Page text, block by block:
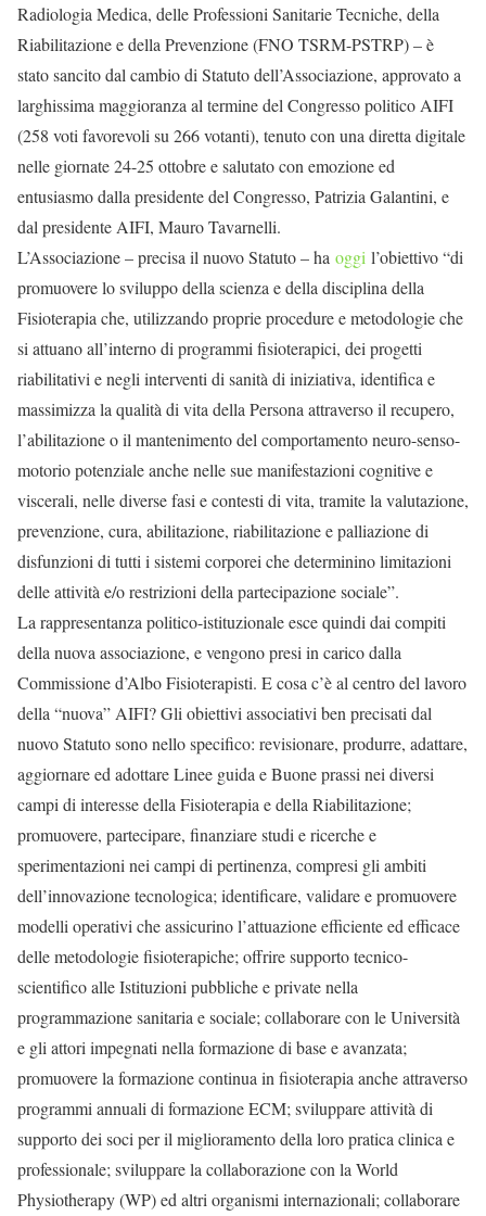
Radiologia Medica, delle Professioni Sanitarie Tecniche, della
Riabilitazione e della Prevenzione (FNO TSRM-PSTRP) – è
stato sancito dal cambio di Statuto dell’Associazione, approvato a
larghissima maggioranza al termine del Congresso politico AIFI
(258 voti favorevoli su 266 votanti), tenuto con una diretta digitale
nelle giornate 24-25 ottobre e salutato con emozione ed
entusiasmo dalla presidente del Congresso, Patrizia Galantini, e
dal presidente AIFI, Mauro Tavarnelli.
L’Associazione – precisa il nuovo Statuto – ha oggi l’obiettivo “di
promuovere lo sviluppo della scienza e della disciplina della
Fisioterapia che, utilizzando proprie procedure e metodologie che
si attuano all’interno di programmi fisioterapici, dei progetti
riabilitativi e negli interventi di sanità di iniziativa, identifica e
massimizza la qualità di vita della Persona attraverso il recupero,
l’abilitazione o il mantenimento del comportamento neuro-senso-
motorio potenziale anche nelle sue manifestazioni cognitive e
viscerali, nelle diverse fasi e contesti di vita, tramite la valutazione,
prevenzione, cura, abilitazione, riabilitazione e palliazione di
disfunzioni di tutti i sistemi corporei che determinino limitazioni
delle attività e/o restrizioni della partecipazione sociale”.
La rappresentanza politico-istituzionale esce quindi dai compiti
della nuova associazione, e vengono presi in carico dalla
Commissione d’Albo Fisioterapisti. E cosa c’è al centro del lavoro
della “nuova” AIFI? Gli obiettivi associativi ben precisati dal
nuovo Statuto sono nello specifico: revisionare, produrre, adattare,
aggiornare ed adottare Linee guida e Buone prassi nei diversi
campi di interesse della Fisioterapia e della Riabilitazione;
promuovere, partecipare, finanziare studi e ricerche e
sperimentazioni nei campi di pertinenza, compresi gli ambiti
dell’innovazione tecnologica; identificare, validare e promuovere
modelli operativi che assicurino l’attuazione efficiente ed efficace
delle metodologie fisioterapiche; offrire supporto tecnico-
scientifico alle Istituzioni pubbliche e private nella
programmazione sanitaria e sociale; collaborare con le Università
e gli attori impegnati nella formazione di base e avanzata;
promuovere la formazione continua in fisioterapia anche attraverso
programmi annuali di formazione ECM; sviluppare attività di
supporto dei soci per il miglioramento della loro pratica clinica e
professionale; sviluppare la collaborazione con la World
Physiotherapy (WP) ed altri organismi internazionali; collaborare